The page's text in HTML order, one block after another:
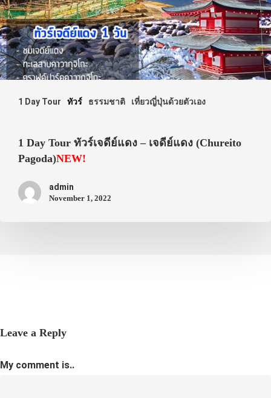
1 Day Tour ทัวร์ ธรรมชาติ เที่ยวญี่ปุ่นด้วยตัวเอง
1 Day Tour ทัวร์เจดีย์แดง – เจดีย์แดง (Chureito
Pagoda)NEW!
admin
November 1, 2022
Leave a Reply
My comment is..